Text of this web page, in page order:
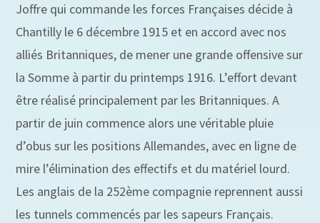
Joffre qui commande les forces Françaises décide à
Chantilly le 6 décembre 1915 et en accord avec nos
alliés Britanniques, de mener une grande offensive sur
la Somme à partir du printemps 1916. L’effort devant
être réalisé principalement par les Britanniques. A
partir de juin commence alors une véritable pluie
d’obus sur les positions Allemandes, avec en ligne de
mire l’élimination des effectifs et du matériel lourd.
Les anglais de la 252ème compagnie reprennent aussi
les tunnels commencés par les sapeurs Français.